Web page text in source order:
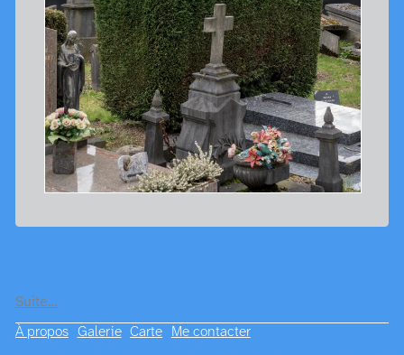
Suite…
À propos Galerie Carte Me contacter